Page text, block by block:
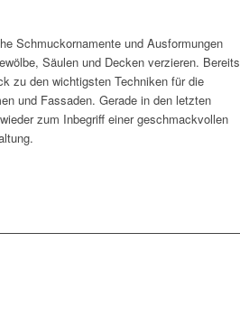
Schmuckornamente und Ausformungen
Säulen und Decken verzieren. Bereits
zu den wichtigsten Techniken für die
und Fassaden. Gerade in den letzten
zum Inbegriff einer geschmackvollen